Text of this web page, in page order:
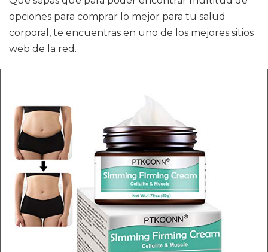
opciones para comprar lo mejor para tu salud
corporal, te encuentras en uno de los mejores sitios
web de la red.